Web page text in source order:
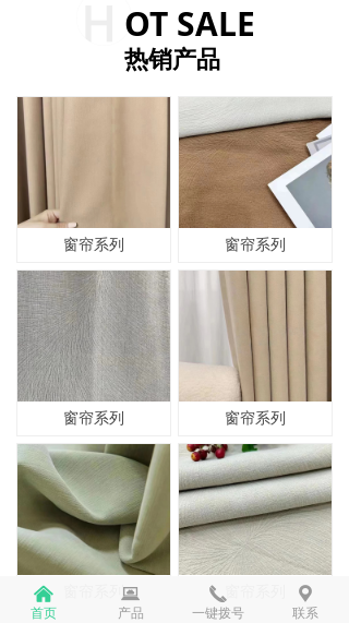
OT SALE
热销产品
窗帘系列 窗帘系列
窗帘系列 窗帘系列
窗帘系列
낀
首页
뀵
产品
끅
一键拨号
끇
联系